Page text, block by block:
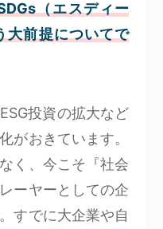
（エスディー
大前提についてで
投資の拡大など
がおきています。
く、今こそ『社会
ーヤーとしての企
すでに大企業や自